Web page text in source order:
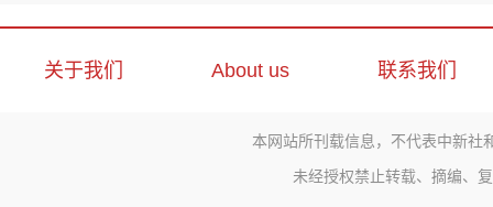
关于我们 About us 联系我们
本网站所刊载信息，不代表中新社
未经授权禁止转载、摘编、